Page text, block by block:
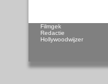
Filmgek
Redactie
Hollywoodwijzer